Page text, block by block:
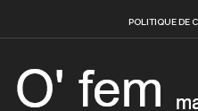
POLITIQUE DE